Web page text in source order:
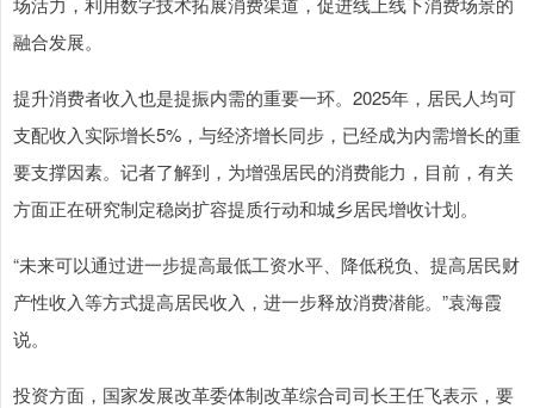
融合发展。
提升消费者收入也是提振内需的重要一环。2025年，居民人均可
支配收入实际增长5%，与经济增长同步，已经成为内需增长的重
要支撑因素。记者了解到，为增强居民的消费能力，目前，有关
方面正在研究制定稳岗扩容提质行动和城乡居民增收计划。
“未来可以通过进一步提高最低工资水平、降低税负、提高居民财
产性收入等方式提高居民收入，进一步释放消费潜能。”袁海霞
说。
投资方面，国家发展改革委体制改革综合司司长王任飞表示，要